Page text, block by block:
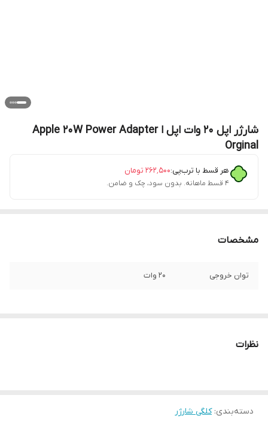
شارژر اپل 20 وات اپل ا Apple 20W Power Adapter
Orginal
هر قسط با ترب‌پی:۲۶۲٬۵۰۰ تومان
۴ قسط ماهانه. بدون سود، چک و ضامن.
مشخصات
توان خروجی 20 وات
نظرات
دسته‌بندی:کلگی شارژر